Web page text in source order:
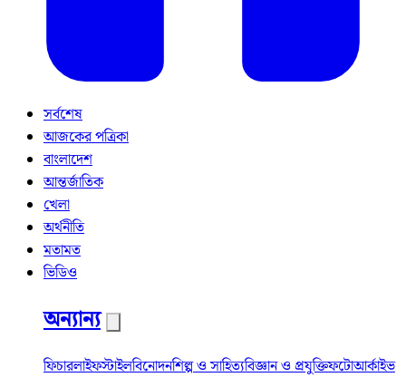
সর্বশেষ
আজকের পত্রিকা
বাংলাদেশ
আন্তর্জাতিক
খেলা
অর্থনীতি
মতামত
ভিডিও
অন্যান্য
ফিচারলাইফস্টাইলবিনোদনশিল্প ও সাহিত্যবিজ্ঞান ও প্রযুক্তিফটোআর্কাইভ